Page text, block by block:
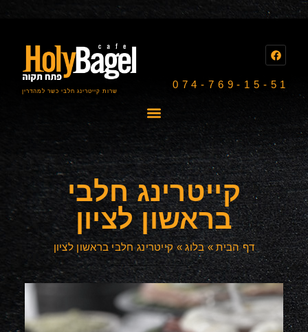
074-769-15-51
שרות קייטרינג חלבי כשר למהדרין
קייטרינג חלבי
בראשון לציון
דף הבית»בלוג» קייטרינג חלבי בראשון לציון